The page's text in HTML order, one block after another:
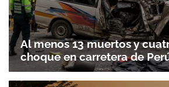
Al menos 13 muertos y
choque en carretera de